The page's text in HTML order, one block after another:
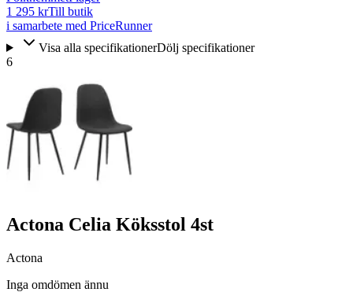
1 295 krTill butik
i samarbete med PriceRunner
Visa alla specifikationerDölj specifikationer
6
Actona Celia Köksstol 4st
Actona
Inga omdömen ännu